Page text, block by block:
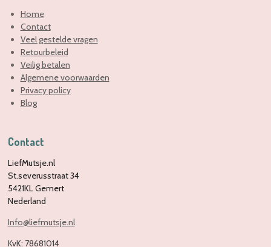
Home
Contact
Veel gestelde vragen
Retourbeleid
Veilig betalen
Algemene voorwaarden
Privacy policy
Blog
Contact
LiefMutsje.nl
St.severusstraat 34
5421KL Gemert
Nederland
Info@liefmutsje.nl
KvK: 78681014